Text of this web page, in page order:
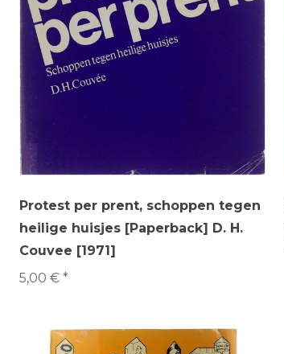
Protest per prent, schoppen tegen
heilige huisjes [Paperback] D. H.
Couvee [1971]
5,00 € *